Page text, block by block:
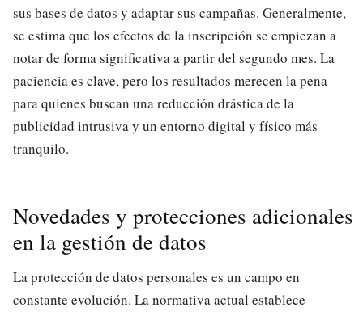
sus bases de datos y adaptar sus campañas. Generalmente,
se estima que los efectos de la inscripción se empiezan a
notar de forma significativa a partir del segundo mes. La
paciencia es clave, pero los resultados merecen la pena
para quienes buscan una reducción drástica de la
publicidad intrusiva y un entorno digital y físico más
tranquilo.
Novedades y protecciones adicionales
en la gestión de datos
La protección de datos personales es un campo en
constante evolución. La normativa actual establece